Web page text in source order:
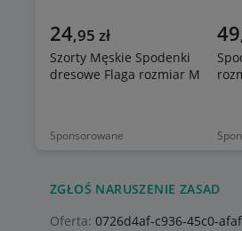
Sponsorowane
24,95 zł
Szorty Męskie Spodenki
dresowe Flaga rozmiar M
49
ZGŁOŚ NARUSZENIE ZASAD
Oferta: 0726d4af-c936-45c0-